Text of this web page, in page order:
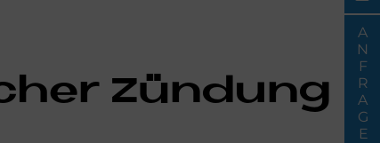
Zün­dung ANFRAGE